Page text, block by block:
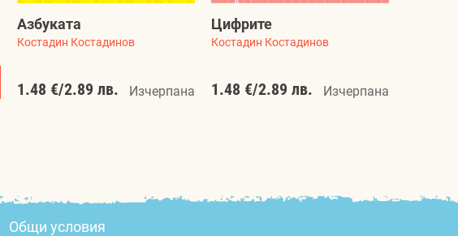
Азбуката
Костадин Костадинов
1.48 €/2.89 лв. Изчерпана
Цифрите
Костадин Костадинов
1.48 €/2.89 лв. Изчерпана
Общи условия